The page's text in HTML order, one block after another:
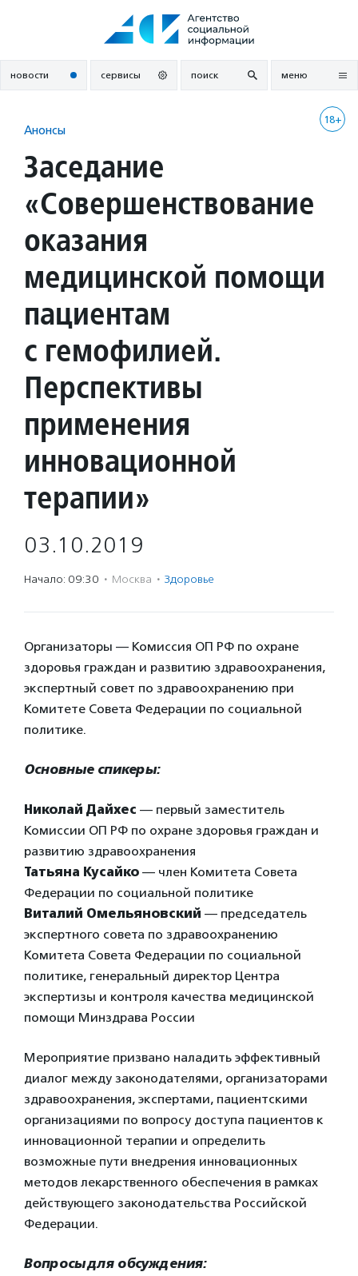
новости сервисы поиск меню
18+
Анонсы
Заседание
«Совершенствование
оказания
медицинской помощи
пациентам
с гемофилией.
Перспективы
применения
инновационной
терапии»
03.10.2019
Начало: 09:30 · Москва · Здоровье
Организаторы — Комиссия ОП РФ по охране
здоровья граждан и развитию здравоохранения,
экспертный совет по здравоохранению при
Комитете Совета Федерации по социальной
политике.
Основные спикеры:
Николай Дайхес — первый заместитель
Комиссии ОП РФ по охране здоровья граждан и
развитию здравоохранения
Татьяна Кусайко — член Комитета Совета
Федерации по социальной политике
Виталий Омельяновский — председатель
экспертного совета по здравоохранению
Комитета Совета Федерации по социальной
политике, генеральный директор Центра
экспертизы и контроля качества медицинской
помощи Минздрава России
Мероприятие призвано наладить эффективный
диалог между законодателями, организаторами
здравоохранения, экспертами, пациентскими
организациями по вопросу доступа пациентов к
инновационной терапии и определить
возможные пути внедрения инновационных
методов лекарственного обеспечения в рамках
действующего законодательства Российской
Федерации.
Вопросы для обсуждения: